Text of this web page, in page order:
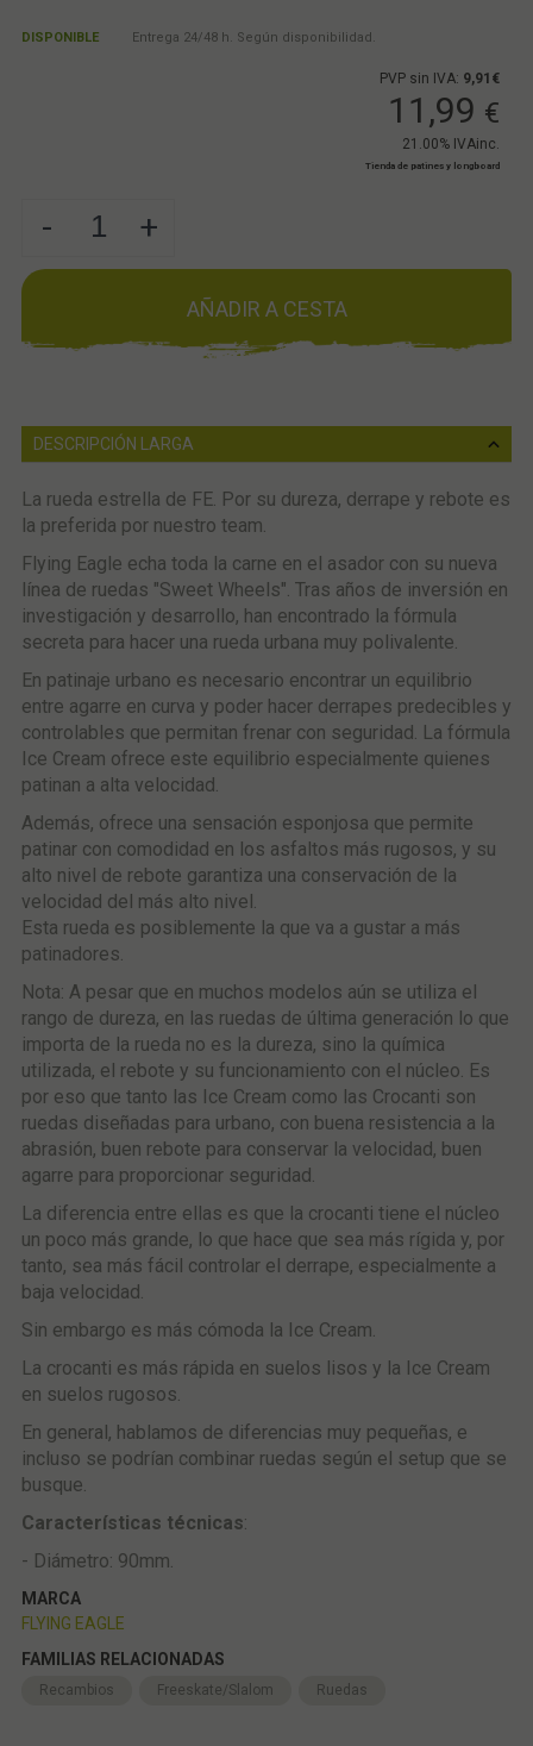
DISPONIBLE Entrega 24/48 h. Según disponibilidad.
PVP sin IVA: 9,91€
11,99 €
21.00% IVAinc.
Tienda de patines y longboard
- +
AÑADIR A CESTA
DESCRIPCIÓN LARGA
La rueda estrella de FE. Por su dureza, derrape y rebote es
la preferida por nuestro team.
Flying Eagle echa toda la carne en el asador con su nueva
línea de ruedas "Sweet Wheels". Tras años de inversión en
investigación y desarrollo, han encontrado la fórmula
secreta para hacer una rueda urbana muy polivalente.
En patinaje urbano es necesario encontrar un equilibrio
entre agarre en curva y poder hacer derrapes predecibles y
controlables que permitan frenar con seguridad. La fórmula
Ice Cream ofrece este equilibrio especialmente quienes
patinan a alta velocidad.
Además, ofrece una sensación esponjosa que permite
patinar con comodidad en los asfaltos más rugosos, y su
alto nivel de rebote garantiza una conservación de la
velocidad del más alto nivel.
Esta rueda es posiblemente la que va a gustar a más
patinadores.
Nota: A pesar que en muchos modelos aún se utiliza el
rango de dureza, en las ruedas de última generación lo que
importa de la rueda no es la dureza, sino la química
utilizada, el rebote y su funcionamiento con el núcleo. Es
por eso que tanto las Ice Cream como las Crocanti son
ruedas diseñadas para urbano, con buena resistencia a la
abrasión, buen rebote para conservar la velocidad, buen
agarre para proporcionar seguridad.
La diferencia entre ellas es que la crocanti tiene el núcleo
un poco más grande, lo que hace que sea más rígida y, por
tanto, sea más fácil controlar el derrape, especialmente a
baja velocidad.
Sin embargo es más cómoda la Ice Cream.
La crocanti es más rápida en suelos lisos y la Ice Cream
en suelos rugosos.
En general, hablamos de diferencias muy pequeñas, e
incluso se podrían combinar ruedas según el setup que se
busque.
Características técnicas:
- Diámetro: 90mm.
MARCA
FLYING EAGLE
FAMILIAS RELACIONADAS
Recambios Freeskate/Slalom Ruedas